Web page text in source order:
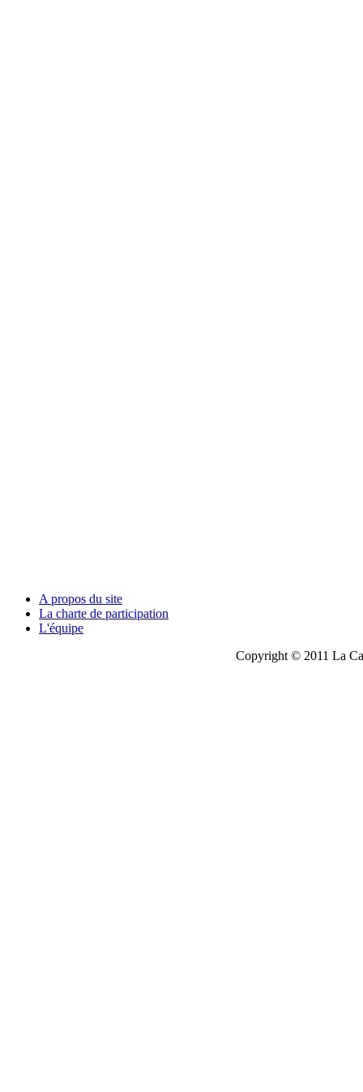
A propos du site
La charte de participation
L'équipe
Copyright © 2011 La